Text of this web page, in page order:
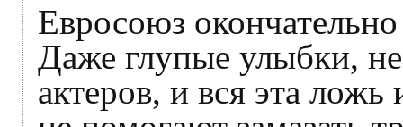
Евросоюз
Даже глупые улыбки,
актеров, и вся эта